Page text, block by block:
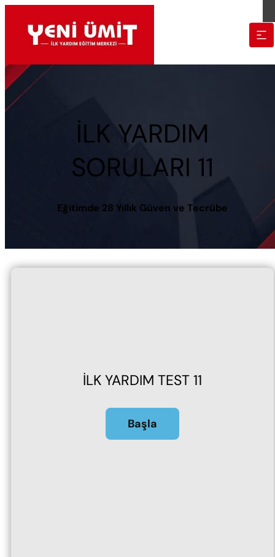
İLK YARDIM
SORULARI 11
Eğitimde 28 Yıllık Güven ve Tecrübe
İLK YARDIM TEST 11